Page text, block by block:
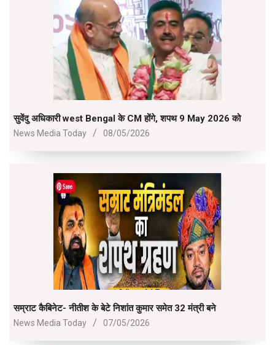
सुवेंदु अधिकारी west Bengal के CM होंगे, शपथ 9 May 2026 को
2026-
News Media Today 08/05/2026
सम्राट कैबिनेट- नीतीश के बेटे निशांत कुमार समेत 32 मंत्री बने
2026-
News Media Today 07/05/2026